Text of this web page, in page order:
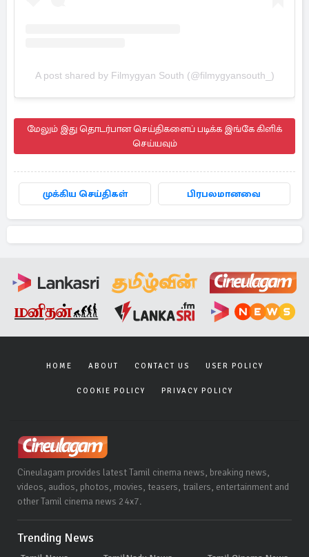
A post shared by Filmygyan South (@filmygyansouth_)
மேலும் இது தொடர்பான செய்திகளைப் படிக்க இங்கே கிளிக்
செய்யவும்
முக்கிய செய்திகள் பிரபலமானவை
HOME ABOUT CONTACT US USER POLICY
COOKIE POLICY PRIVACY POLICY
Cineulagam provides latest Tamil cinema news, breaking news,
videos, audios, photos, movies, teasers, trailers, entertainment and
other Tamil cinema news 24x7.
Trending News